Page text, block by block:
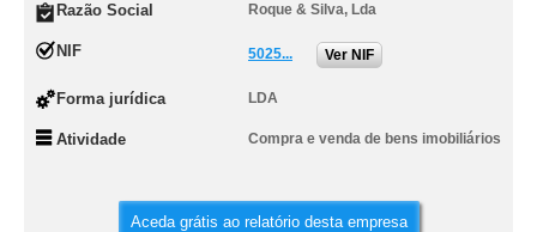
Razão Social Roque & Silva, Lda
NIF 5025... Ver NIF
Forma jurídica LDA
Atividade Compra e venda de bens imobiliários
Aceda grátis ao relatório desta empresa